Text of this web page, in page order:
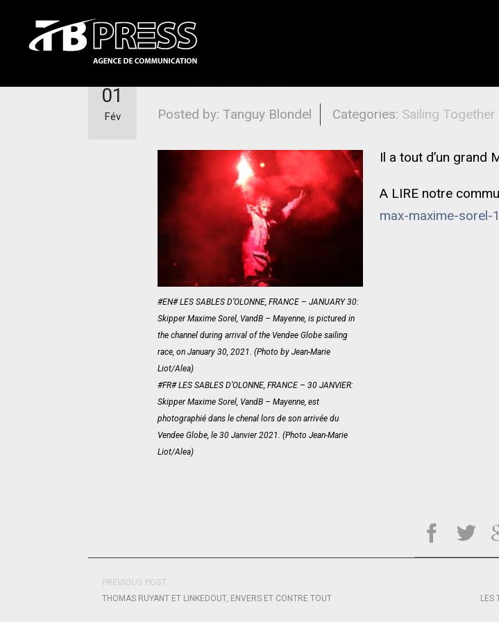
Il a fait son MAX
Posted by: Tanguy Blondel Categories: Sailing Together
01
Fév
#EN# LES SABLES D’OLONNE, FRANCE – JANUARY 30:
Skipper Maxime Sorel, VandB – Mayenne, is pictured in
the channel during arrival of the Vendee Globe sailing
race, on January 30, 2021. (Photo by Jean-Marie
Liot/Alea)
#FR# LES SABLES D’OLONNE, FRANCE – 30 JANVIER:
Skipper Maxime Sorel, VandB – Mayenne, est
photographié dans le chenal lors de son arrivée du
Vendee Globe, le 30 Janvier 2021. (Photo Jean-Marie
Liot/Alea)
Il a tout d’un grand
A LIRE notre
max-maxime-sorel-
PREVIOUS POST
THOMAS RUYANT ET LINKEDOUT, ENVERS ET CONTRE TOUT